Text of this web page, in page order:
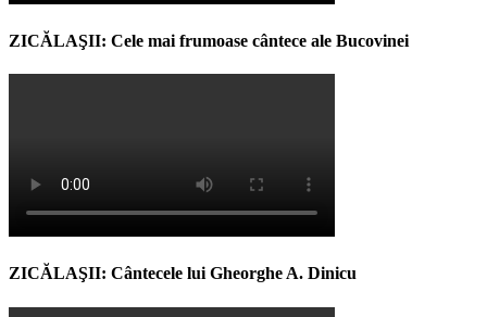
ZICĂLAŞII: Cele mai frumoase cântece ale Bucovinei
ZICĂLAŞII: Cântecele lui Gheorghe A. Dinicu